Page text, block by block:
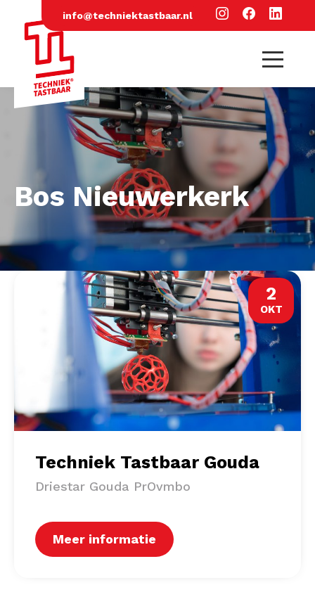
info@techniektastbaar.nl
Bos Nieuwerkerk
2
OKT
Techniek Tastbaar Gouda
Driestar Gouda PrOvmbo
Meer informatie